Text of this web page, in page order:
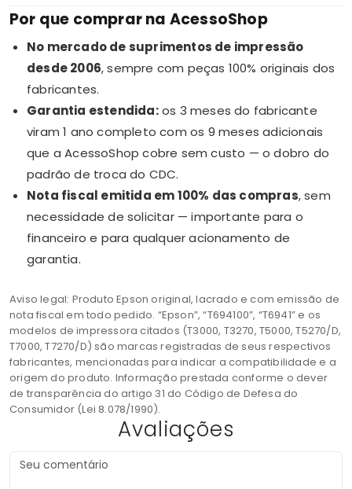
Por que comprar na AcessoShop
No mercado de suprimentos de impressão
desde 2006, sempre com peças 100% originais dos
fabricantes.
Garantia estendida:os 3 meses do fabricante
viram 1 ano completo com os 9 meses adicionais
que a AcessoShop cobre sem custo — o dobro do
padrão de troca do CDC.
Nota fiscal emitida em 100% das compras, sem
necessidade de solicitar — importante para o
financeiro e para qualquer acionamento de
garantia.
Aviso legal: Produto Epson original, lacrado e com emissão de
nota fiscal em todo pedido. “Epson”, “T694100”, “T6941” e os
modelos de impressora citados (T3000, T3270, T5000, T5270/D,
T7000, T7270/D) são marcas registradas de seus respectivos
fabricantes, mencionadas para indicar a compatibilidade e a
origem do produto. Informação prestada conforme o dever
de transparência do artigo 31 do Código de Defesa do
Consumidor (Lei 8.078/1990).
Avaliações